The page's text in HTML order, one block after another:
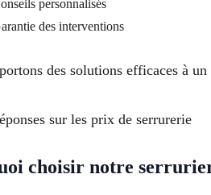
personnalisés
des interventions
des solutions efficaces à
sur les prix de serrurerie
choisir notre